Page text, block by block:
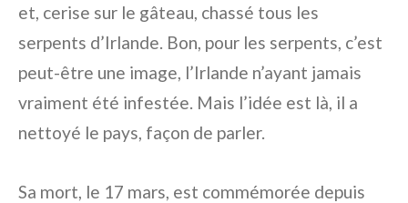
et, cerise sur le gâteau, chassé tous les
serpents d’Irlande. Bon, pour les serpents, c’est
peut-être une image, l’Irlande n’ayant jamais
vraiment été infestée. Mais l’idée est là, il a
nettoyé le pays, façon de parler.
Sa mort, le 17 mars, est commémorée depuis